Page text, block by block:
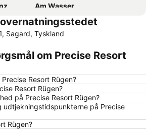
Am Wasser
Old Town of Stralsund
Bahnhof Binz
Jasmund National Park
Poseidon
Putbus
Sagard, Tyskland
om Precise Resort
Resort Rügen?
Resort Rügen?
på Precise Resort Rügen?
udtjekningstidspunkterne på Precise
Rügen?